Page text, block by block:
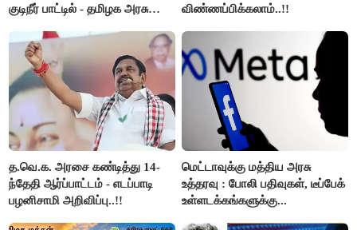
குடிநீர் பாட்டில் - தமிழக அரசு
விண்ணப்பிக்கலாம்..!!
த.வெ.க. அரசை கண்டித்து 14-
ந்தேதி ஆர்ப்பாட்டம் - எடப்பாடி
பழனிசாமி அறிவிப்பு..!!
மெட்டாவுக்கு மத்திய அரசு
உத்தரவு : போலி பதிவுகள், டீப்பேக்
உள்ளடக்கங்களுக்கு...